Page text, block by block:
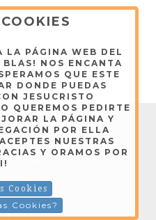
- Copyright © 2026
LA PÁGINA WEB DEL
NOS ENCANTA
QUE ESTE
DONDE PUEDAS
JESUCRISTO
QUEREMOS PEDIRTE
LA PÁGINA Y
POR ELLA
NUESTRAS
Y ORAMOS POR
Cookies
Cookies?